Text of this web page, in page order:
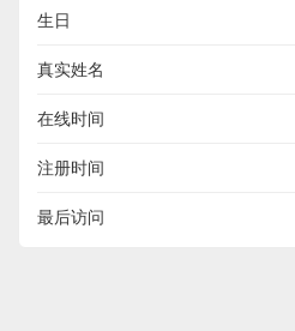
生日
真实姓名
在线时间
注册时间
最后访问